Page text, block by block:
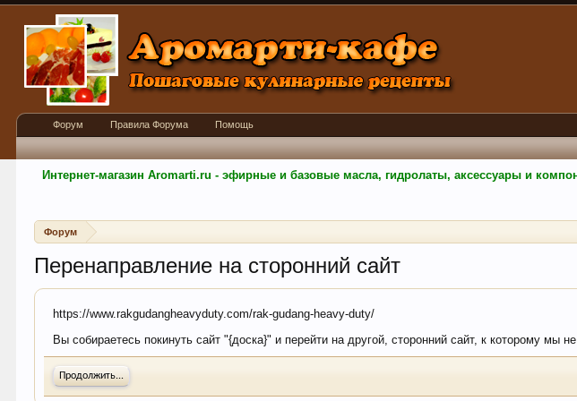
Интернет-магазин Aromarti.ru - эфирные и базовые масла, гидролаты, аксессуары и
Форум
Перенаправление на сторонний сайт
https://www.rakgudangheavyduty.com/rak-gudang-heavy-duty/
Вы собираетесь покинуть сайт "{доска}" и перейти на другой, сторонний сайт, к которому
Продолжить...
Форум Правила Форума Помощь